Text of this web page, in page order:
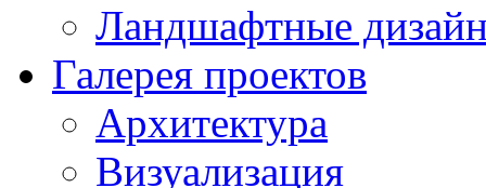
Ландшафтные
Галерея проектов
Архитектура
Визуализация